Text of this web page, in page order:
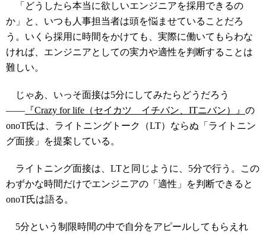
「どうしたら本当に欲しいエンジニアを採用できるの
か」と、いつも人事担当者は頭を悩ませていることだろ
う。いくら採用に時間をかけても、実際に働いてもらわな
ければ、エンジニアとしての実力や適性を判断することは
難しい。
じゃあ、いっそ面接は5分にしてみたらどうだろう
―― 『Crazy for life（セイカツ イチバン、ITニバン）』 の
onoT氏は、ライトニングトーク（LT）ならぬ「ライトニン
グ面接」を提案している。
ライトニング面接は、LTと同じように、5分で行う。この
わずかな時間だけでエンジニアの「適性」を判断できると
onoT氏は語る。
5分という制限時間の中で自分をアピールしてもらえれ